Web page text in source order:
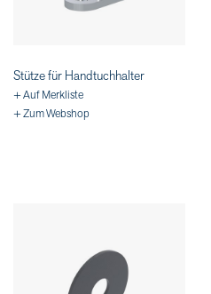
Stütze für Handtuchhalter
+ Auf Merkliste
+ Zum Webshop